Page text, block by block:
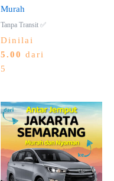
Murah
Tanpa Transit ✅
Dinilai
5.00 dari
5